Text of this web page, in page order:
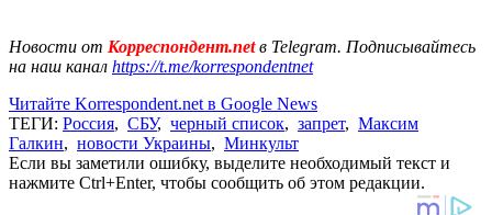
Новости от Корреспондент.netв Telegram. Подписывайтесь
на наш канал https://t.me/korrespondentnet
Читайте Korrespondent.net в Google News
ТЕГИ: Россия, СБУ, черный список, запрет, Максим
Галкин, новости Украины, Минкульт
Если вы заметили ошибку, выделите необходимый текст и
нажмите Ctrl+Enter, чтобы сообщить об этом редакции.